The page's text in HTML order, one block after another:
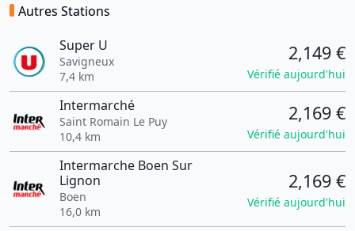
Autres Stations
Super U
Savigneux
7,4 km
2,149 €
Vérifié aujourd'hui
Intermarché
Saint Romain Le Puy
10,4 km
2,169 €
Vérifié aujourd'hui
Intermarche Boen Sur
Lignon
Boen
16,0 km
2,169 €
Vérifié aujourd'hui